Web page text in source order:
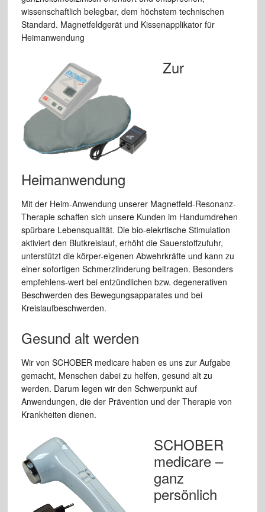
wissenschaftlich belegbar, dem höchstem technischen
Standard. Magnetfeldgerät und Kissenapplikator für
Heimanwendung
Zur
Heimanwendung
Mit der Heim-Anwendung unserer Magnetfeld-Resonanz-
Therapie schaffen sich unsere Kunden im Handumdrehen
spürbare Lebensqualität. Die bio-elekrtische Stimulation
aktiviert den Blutkreislauf, erhöht die Sauerstoffzufuhr,
unterstützt die körper-eigenen Abwehrkräfte und kann zu
einer sofortigen Schmerzlinderung beitragen. Besonders
empfehlens-wert bei entzündlichen bzw. degenerativen
Beschwerden des Bewegungsapparates und bei
Kreislaufbeschwerden.
Gesund alt werden
Wir von SCHOBER medicare haben es uns zur Aufgabe
gemacht, Menschen dabei zu helfen, gesund alt zu
werden. Darum legen wir den Schwerpunkt auf
Anwendungen, die der Prävention und der Therapie von
Krankheiten dienen.
SCHOBER
medicare –
ganz
persönlich